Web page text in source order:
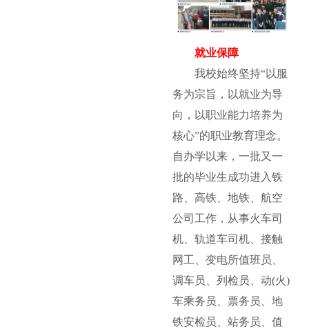
就业保障
我校始终坚持“以服
务为宗旨，以就业为导
向，以职业能力培养为
核心”的职业教育理念。
自办学以来，一批又一
批的毕业生成功进入铁
路、高铁、地铁、航空
公司工作，从事火车司
机、轨道车司机、接触
网工、变电所值班员、
调车员、列检员、动(火)
车乘务员、票务员、地
铁安检员、站务员、值